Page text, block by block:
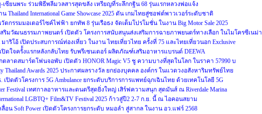
เซียนพระ ร่วมพิธีพลีมวลสารสุดขลัง เหรียญที่ระลึกกฐิน 68 รุ่นแรกหลวงพ่อแจ้ง
Thailand International Game Showcase 2025 ดัน เกมไทยสู่ซอฟต์พาวเวอร์ระดับชาติ
ตกรรมมอเตอร์ไซค์ไฟฟ้า ยกทัพ 8 รุ่นเรือธง จัดเต็มโปรโมชั่น ในงาน Big Motor Sale 2025
ริมวัฒนธรรมภาพยนตร์ เปิดตัว โครงการสนับสนุนส่งเสริมการฉายภาพยนตร์ทางเลือก ในไมโครซีเนม่า
มาริโอ้ เปิดประสบการณ์ท่องเที่ยว ในงาน ไทยเที่ยวไทย ครั้งที่ 75 และไทยเที่ยวนอก Exclusive
ปิดใจครั้้งแรกหลังกลับไทย รับพรีเซนเตอร์ ผลิตภัณฑ์เสริมอาหารแบรนด์ DEEWA
ตลาดสมาร์ตโฟนจอพับ เปิดตัว HONOR Magic V5 ชู ความบางที่สุดในโลก ในราคา 57990 บ
Thailand Awards 2025 ประกาศผลรางวัล ยกย่องบุคคล องค์กร ในแวดวงอสังหาริมทรัพย์ไทย
เปิดตัวโครงการ 5G Ambulance ยกระดับบริการการแพทย์ฉุกเฉินไทย ด้วยเทคโนโลยี 5G
Festival เทศกาลอาหารและดนตรีสุดยิ่งใหญ่ เสิร์ฟความสนุก สุดมันส์ ณ Riverdale Marina
LGBTQ+ Film&TV Festival 2025 ก้าวสู่ปี2 2-7 ก.ย. นี้ ณ ไอคอนสยาม
อน Soft Power เปิดตัวโครงการยกระดับ หมอลำ สู่สากล ในงาน อว.แฟร์ 2568